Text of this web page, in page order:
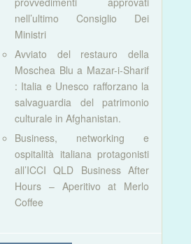
nell’ultimo Consiglio Dei
Ministri
Avviato del restauro della
Moschea Blu a Mazar-i-Sharif
: Italia e Unesco rafforzano la
salvaguardia del patrimonio
culturale in Afghanistan.
Business, networking e
ospitalità italiana protagonisti
all’ICCI QLD Business After
Hours – Aperitivo at Merlo
Coffee